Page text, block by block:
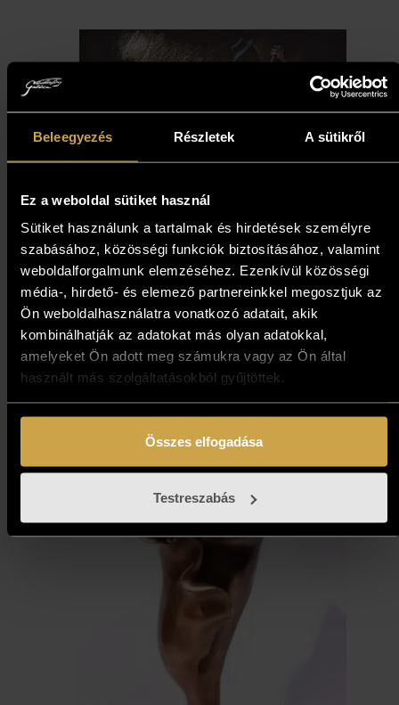
Beleegyezés Részletek A sütikről
Ez a weboldal sütiket használ
Sütiket használunk a tartalmak és hirdetések személyre
szabásához, közösségi funkciók biztosításához, valamint
weboldalforgalmunk elemzéséhez. Ezenkívül közösségi
média-, hirdető- és elemező partnereinkkel megosztjuk az
Ön weboldalhasználatra vonatkozó adatait, akik
kombinálhatják az adatokat más olyan adatokkal,
amelyeket Ön adott meg számukra vagy az Ön által
használt más szolgáltatásokból gyűjtöttek.
Összes elfogadása
Testreszabás
Boros Attila - Tangó (14x21
cm)
82 000Ft
Kosárba teszem